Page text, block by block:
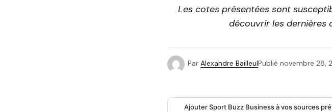
Les cotes présentées sont
découvrir les dernières
Par Alexandre BailleulPublié novembre 28,
Ajouter Sport Buzz Business à vos sources